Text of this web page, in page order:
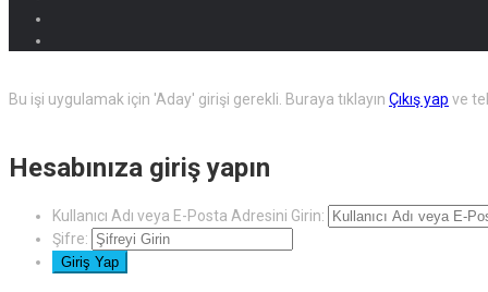
Bu işi uygulamak için 'Aday' girişi gerekli. Buraya tıklayın Çıkış yap ve
Hesabınıza giriş yapın
Kullanıcı Adı veya E-Posta Adresini Girin:
Şifre: